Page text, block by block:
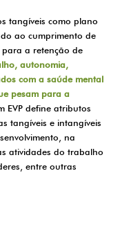
tangíveis como plano
ao cumprimento de
a retenção de
autonomia,
com a saúde mental
pesam para a
define atributos
tangíveis e intangíveis
na
atividades do trabalho
entre outras